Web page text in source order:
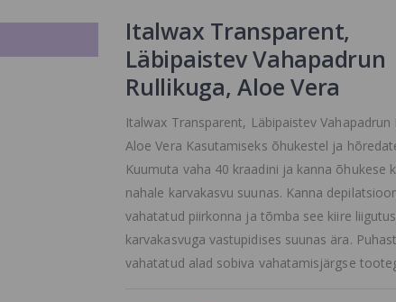
Italwax Transparent,
Läbipaistev Vahapadrun
Rullikuga, Aloe Vera
Italwax Transparent, Läbipaistev Vahapadrun
Aloe Vera Kasutamiseks õhukestel ja
Kuumuta vaha 40 kraadini ja kanna õhukese
nahale karvakasvu suunas. Kanna
vahatatud piirkonna ja tõmba see kiire
karvakasvuga vastupidises suunas ära.
vahatatud alad sobiva vahatamisjärgse